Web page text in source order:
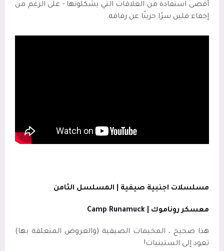
أقصى استفادة من العلاقات التي يشكلونها - على الرغم من
إخفاء فلين سرًا حزينًا عن رفاقه.
مسلسلات اجنبية صيفية | المسلسل الثامن
معسكر روناموك | Camp Runamuck
هذا صحيح ، المخيمات الصيفية (والعروض المتعلقة بها)
تعود إلى الستينيات!